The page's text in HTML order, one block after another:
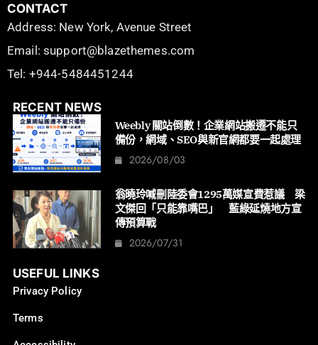
CONTACT
Address: New York, Avenue Street
Email: support@blazethemes.com
Tel: +944-5484451244
RECENT NEWS
Weebly 關站倒數！企業網站搬遷不能只
備份，網域、SEO與新官網都要一起處理
2026/08/03
翁曉玲喊刪陸委會1295萬媒宣費惹議 梁
文傑回「只能靠嘴巴」 藍綠延燒地方宣
傳預算戰
2026/07/31
USEFUL LINKS
Privacy Policy
Terms